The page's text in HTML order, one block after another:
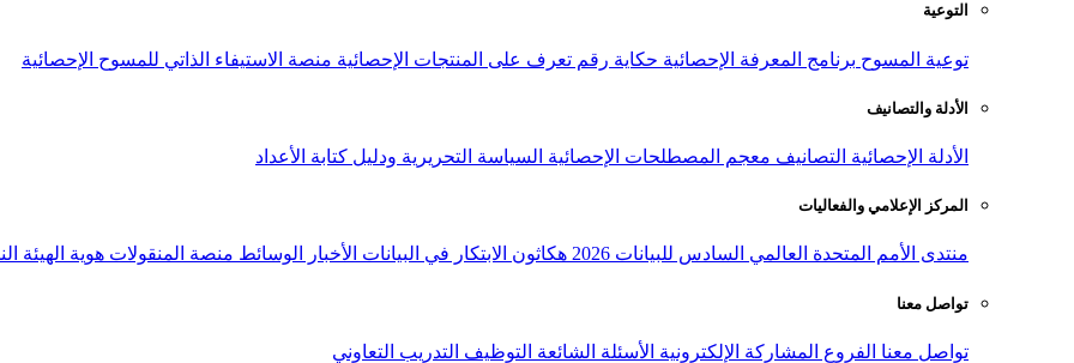
التوعية
توعية المسوح برنامج المعرفة الإحصائية حكاية رقم تعرف على المنتجات الإحصائية منصة الاستيفاء الذاتي للمسوح الإحصائية
الأدلة والتصانيف
الأدلة الإحصائية التصانيف معجم المصطلحات الإحصائية السياسة التحريرية ودليل كتابة الأعداد
المركز الإعلامي والفعاليات
منتدى الأمم المتحدة العالمي السادس للبيانات 2026 هكاثون الابتكار في البيانات الأخبار الوسائط منصة المنقولات هوية الهيئة
تواصل معنا
تواصل معنا الفروع المشاركة الإلكترونية الأسئلة الشائعة التوظيف التدريب التعاوني